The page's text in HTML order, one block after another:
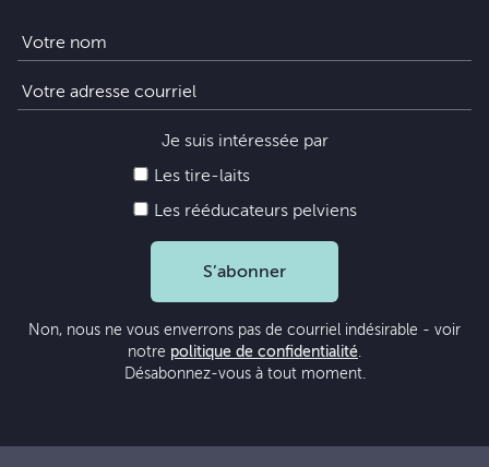
Je suis intéressée par
Les tire-laits
Les rééducateurs pelviens
S’abonner
Non, nous ne vous enverrons pas de courriel indésirable - voir
notre politique de confidentialité.
Désabonnez-vous à tout moment.